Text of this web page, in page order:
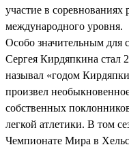
участие в соревнованиях
международного уровня.
Особо значительным для
Сергея Кирдяпкина стал
называл «годом
произвел
собственных
легкой атлетики. В том
Чемпионате Мира в